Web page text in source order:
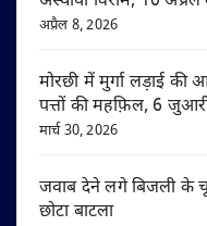
अप्रैल 8, 2026
मोरछी में मुर्गा लड़ाई
पत्तों की महफ़िल, 6
मार्च 30, 2026
जवाब देने लगे बिजली के
छोटा बाटला